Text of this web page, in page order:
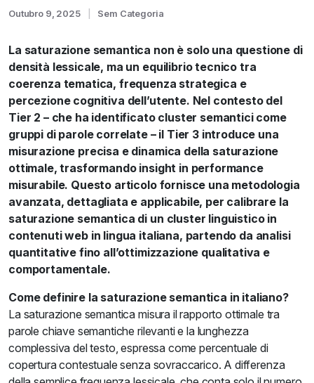
Outubro 9, 2025 Sem Categoria
La saturazione semantica non è solo una questione di
densità lessicale, ma un equilibrio tecnico tra
coerenza tematica, frequenza strategica e
percezione cognitiva dell’utente. Nel contesto del
Tier 2 – che ha identificato cluster semantici come
gruppi di parole correlate – il Tier 3 introduce una
misurazione precisa e dinamica della saturazione
ottimale, trasformando insight in performance
misurabile. Questo articolo fornisce una metodologia
avanzata, dettagliata e applicabile, per calibrare la
saturazione semantica di un cluster linguistico in
contenuti web in lingua italiana, partendo da analisi
quantitative fino all’ottimizzazione qualitativa e
comportamentale.
Come definire la saturazione semantica in italiano?
La saturazione semantica misura il rapporto ottimale tra
parole chiave semantiche rilevanti e la lunghezza
complessiva del testo, espressa come percentuale di
copertura contestuale senza sovraccarico. A differenza